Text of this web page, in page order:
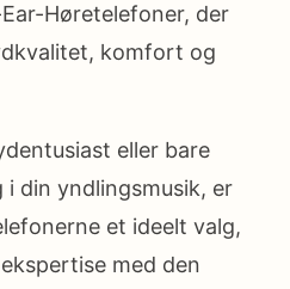
Høretelefoner, der
komfort og
eller bare
din yndlingsmusik, er
et ideelt valg,
med den